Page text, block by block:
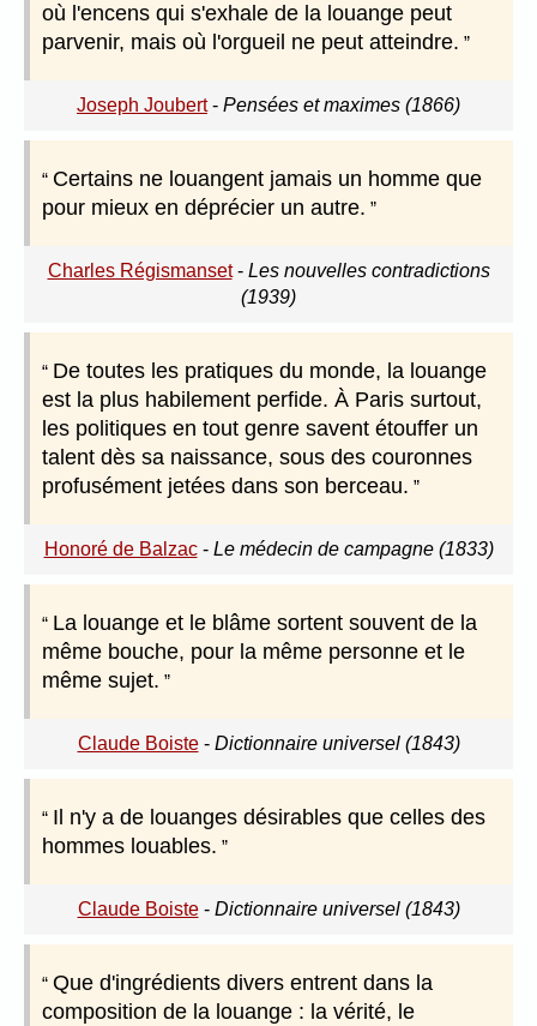
où l'encens qui s'exhale de la louange peut
parvenir, mais où l'orgueil ne peut atteindre.
Joseph Joubert- Pensées et maximes (1866)
Certains ne louangent jamais un homme que
pour mieux en déprécier un autre.
Charles Régismanset- Les nouvelles contradictions
(1939)
De toutes les pratiques du monde, la louange
est la plus habilement perfide. À Paris surtout,
les politiques en tout genre savent étouffer un
talent dès sa naissance, sous des couronnes
profusément jetées dans son berceau.
Honoré de Balzac- Le médecin de campagne (1833)
La louange et le blâme sortent souvent de la
même bouche, pour la même personne et le
même sujet.
Claude Boiste- Dictionnaire universel (1843)
Il n'y a de louanges désirables que celles des
hommes louables.
Claude Boiste- Dictionnaire universel (1843)
Que d'ingrédients divers entrent dans la
composition de la louange : la vérité, le